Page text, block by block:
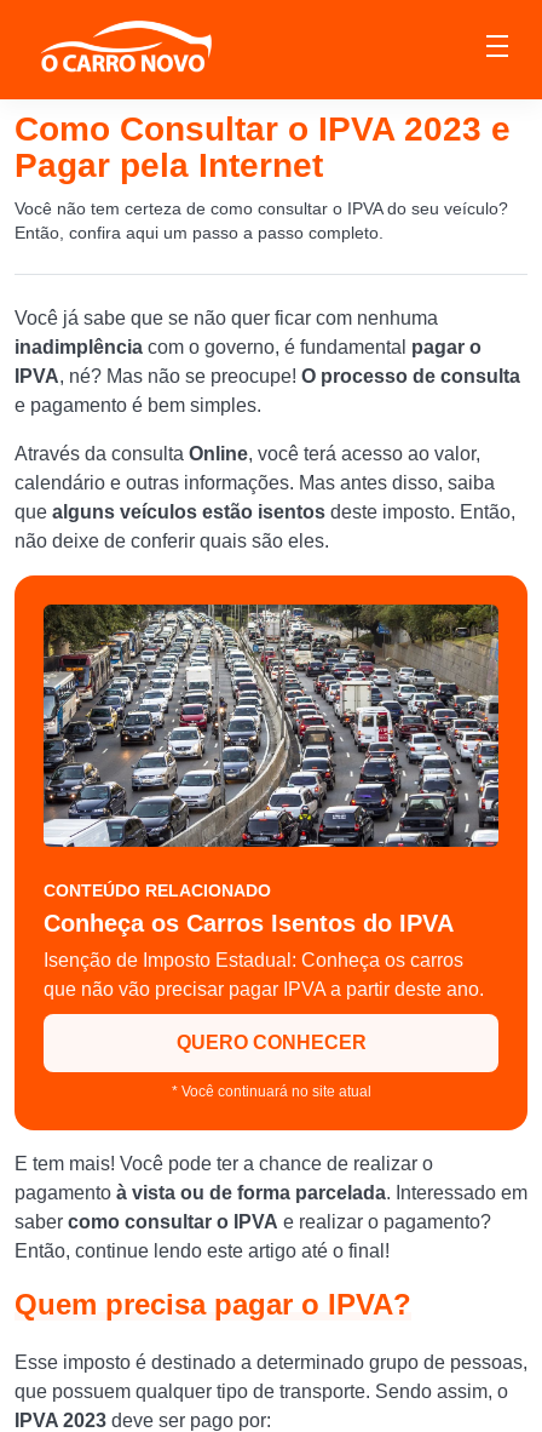
Como Consultar o IPVA 2023 e
Pagar pela Internet
Você não tem certeza de como consultar o IPVA do seu veículo?
Então, confira aqui um passo a passo completo.
Você já sabe que se não quer ficar com nenhuma
inadimplência com o governo, é fundamental pagar o
IPVA, né? Mas não se preocupe! O processo de consulta
e pagamento é bem simples.
Através da consulta Online, você terá acesso ao valor,
calendário e outras informações. Mas antes disso, saiba
que alguns veículos estão isentos deste imposto. Então,
não deixe de conferir quais são eles.
CONTEÚDO RELACIONADO
Conheça os Carros Isentos do IPVA
Isenção de Imposto Estadual: Conheça os carros
que não vão precisar pagar IPVA a partir deste ano.
QUERO CONHECER
* Você continuará no site atual
E tem mais! Você pode ter a chance de realizar o
pagamento à vista ou de forma parcelada. Interessado em
saber como consultar o IPVA e realizar o pagamento?
Então, continue lendo este artigo até o final!
Quem precisa pagar o IPVA?
Esse imposto é destinado a determinado grupo de pessoas,
que possuem qualquer tipo de transporte. Sendo assim, o
IPVA 2023 deve ser pago por: